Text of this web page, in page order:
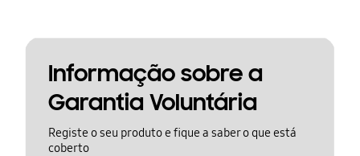
Informação sobre a
Garantia Voluntária
Registe o seu produto e fique a saber o que está
coberto